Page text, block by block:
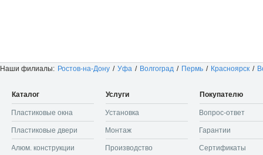
Каталог
Пластиковые окна
Пластиковые двери
Алюм. конструкции
Услуги
Установка
Монтаж
Производство
Покупателю
Вопрос-ответ
Гарантии
Сертификаты
Наши филиалы: Ростов-на-Дону / Уфа / Волгоград / Пермь / Красноярск /